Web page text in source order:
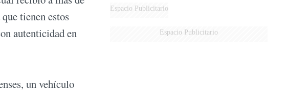
tienen estos
autenticidad en
un vehículo
Espacio Publicitario
Espacio Publicitario